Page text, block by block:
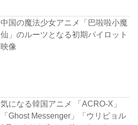
中国の魔法少女アニメ「巴啦啦小魔
仙」のルーツとなる初期パイロット
映像
気になる韓国アニメ 「ACRO-X」
「Ghost Messenger」「ウリビョル